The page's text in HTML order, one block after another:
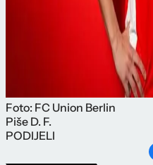
Foto: FC Union Berlin
Piše D. F.
PODIJELI